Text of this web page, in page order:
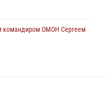
командиром ОМОН Сергеем